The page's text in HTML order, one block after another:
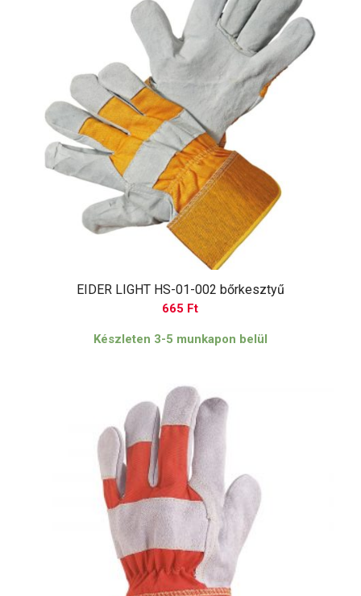
EIDER LIGHT HS-01-002 bőrkesztyű
665 Ft
Készleten 3-5 munkapon belül